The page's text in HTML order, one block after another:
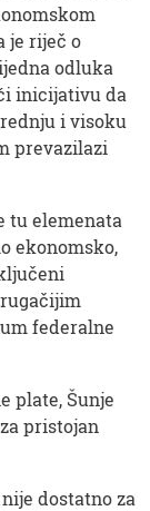
je riječ o
odluka
inicijativu da
i visoku
prevazilazi
tu elemenata
ekonomsko,
federalne
plate, Šunje
pristojan
dostatno za